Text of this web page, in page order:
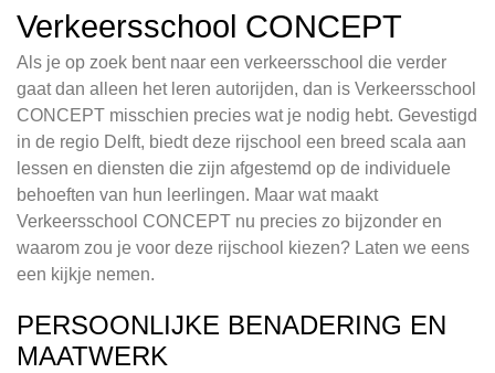
Verkeersschool CONCEPT
Als je op zoek bent naar een verkeersschool die verder
gaat dan alleen het leren autorijden, dan is Verkeersschool
CONCEPT misschien precies wat je nodig hebt. Gevestigd
in de regio Delft, biedt deze rijschool een breed scala aan
lessen en diensten die zijn afgestemd op de individuele
behoeften van hun leerlingen. Maar wat maakt
Verkeersschool CONCEPT nu precies zo bijzonder en
waarom zou je voor deze rijschool kiezen? Laten we eens
een kijkje nemen.
PERSOONLIJKE BENADERING EN
MAATWERK